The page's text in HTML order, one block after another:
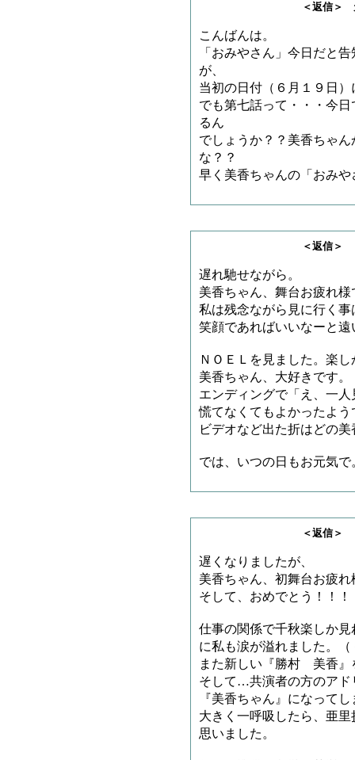
＜返信＞ 天龍司魄
こんばんは。
「おみやさん」今日だと
が、
当初の日付（６月１９日
でも第七話って・・・今
るん
でしょうか？？美香ちゃ
な？？
早く美香ちゃんの「おみ
＜返信＞ ＡＫＩさ
遅れ馳せながら。
美香ちゃん、舞台お疲れ
私は残念ながら見に行く
笑顔であればいいなーと
ＮＯＥＬを見ました。楽
美香ちゃん、大好きです。
エンディングで「え、一
慌てなくてもよかったよ
ビデオなど出た折はどの
では、いつの日もお元気で
＜返信＞ ＭＡＫＩ
遅くなりましたが、
美香ちゃん、初舞台お疲
そして、おめでとう！！！
仕事の関係で千秋楽しか
に私も涙が溢れました。
また新しい『勝村 美香』
そして…共演者の方のア
『美香ちゃん』になって
大きく一呼吸したら、亜
思いました。